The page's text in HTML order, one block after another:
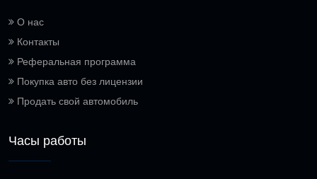
О нас
Контакты
Реферальная программа
Покупка авто без лицензии
Продать свой автомобиль
Часы работы